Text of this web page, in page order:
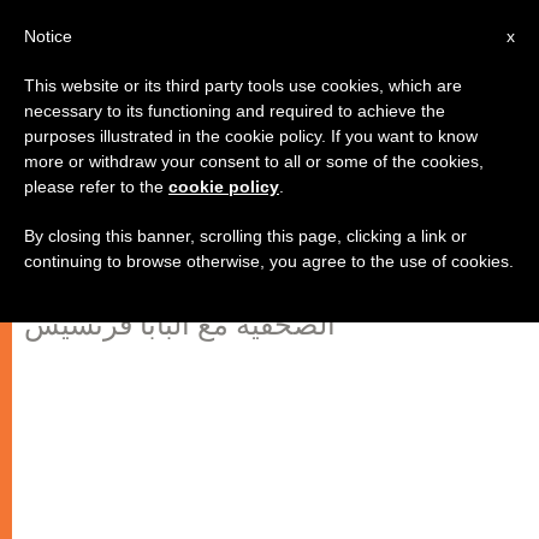
"بابي مفتوحٌ دائمًا"
الأب أنطونيو سبادارو مدير مجلة
الصحفية مع البابا فرنسيس
x
Notice
This website or its third party tools use cookies, which are
necessary to its functioning and required to achieve the
purposes illustrated in the cookie policy. If you want to know
more or withdraw your consent to all or some of the cookies,
please refer to the cookie policy
By closing this banner, scrolling this page, clicking a link or
continuing to browse otherwise, you agree to the use of cookies.